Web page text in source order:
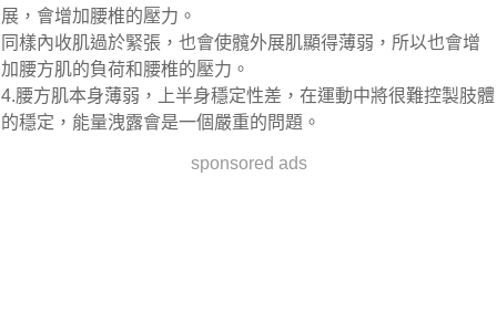
展，會增加腰椎的壓力。
同樣內收肌過於緊張，也會使髖外展肌顯得薄弱，所以也會增
加腰方肌的負荷和腰椎的壓力。
4.腰方肌本身薄弱，上半身穩定性差，在運動中將很難控製肢體
的穩定，能量洩露會是一個嚴重的問題。
sponsored ads